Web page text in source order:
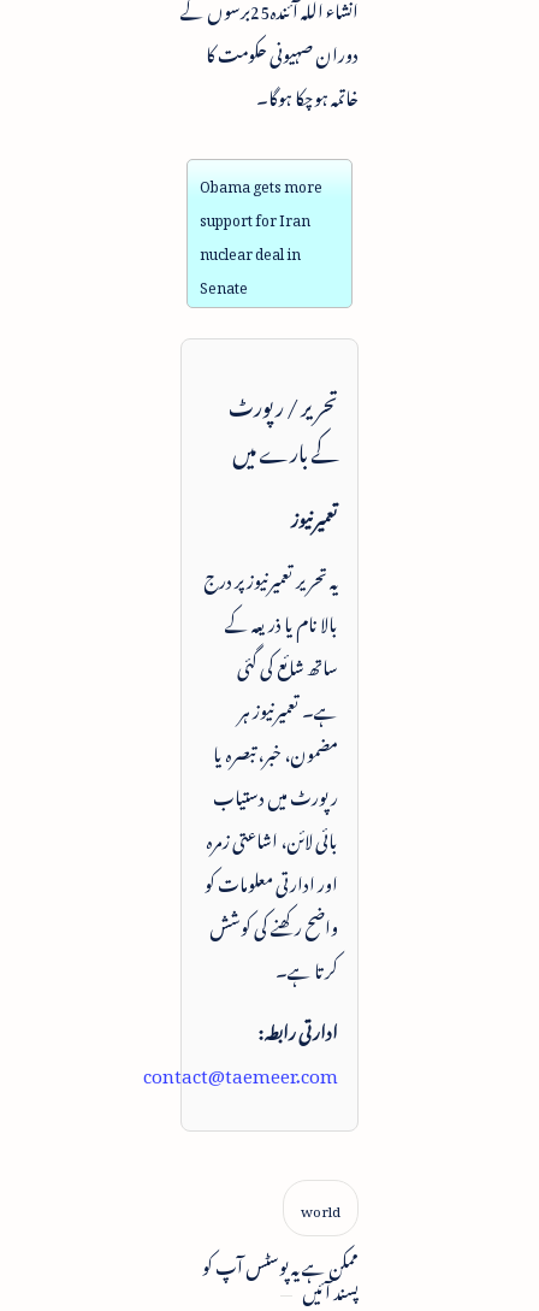
دوران صہیونی حکومت کا
خاتمہ ہوچکا ہوگا۔
Obama gets more
support for Iran
nuclear deal in
Senate
تحریر / رپورٹ
کے بارے میں
تعمیرنیوز
یہ تحریر تعمیرنیوز پر درج
بالا نام یا ذریعہ کے
ساتھ شائع کی گئی
ہے۔ تعمیرنیوز ہر
مضمون، خبر، تبصرہ یا
رپورٹ میں دستیاب
بائی لائن، اشاعتی زمرہ
اور ادارتی معلومات کو
واضح رکھنے کی کوشش
کرتا ہے۔
ادارتی رابطہ:
contact@taemeer.com
ممکن ہے یہ پوسٹس آپ کو
پسند آئیں